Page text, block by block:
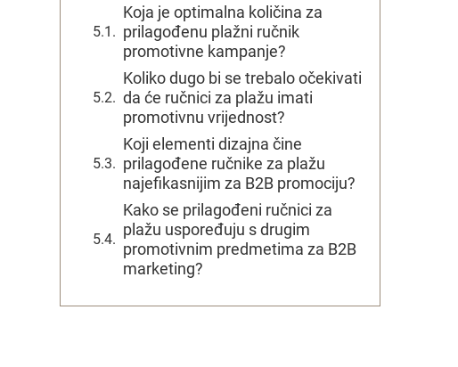
Koja je optimalna količina za
prilagođenu plažni ručnik
promotivne kampanje?
Koliko dugo bi se trebalo očekivati
da će ručnici za plažu imati
promotivnu vrijednost?
Koji elementi dizajna čine
prilagođene ručnike za plažu
najefikasnijim za B2B promociju?
Kako se prilagođeni ručnici za
plažu uspoređuju s drugim
promotivnim predmetima za B2B
marketing?